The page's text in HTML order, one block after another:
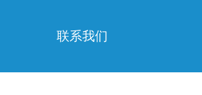
联系我们